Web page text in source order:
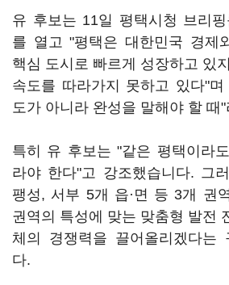
유 후보는 11일 평택시청 브리핑
를 열고 "평택은 대한민국 경제
핵심 도시로 빠르게 성장하고 있
속도를 따라가지 못하고 있다"
도가 아니라 완성을 말해야 할 때
특히 유 후보는 "같은 평택이라
라야 한다"고 강조했습니다. 그
팽성, 서부 5개 읍·면 등 3개 권
권역의 특성에 맞는 맞춤형 발전
체의 경쟁력을 끌어올리겠다는
다.